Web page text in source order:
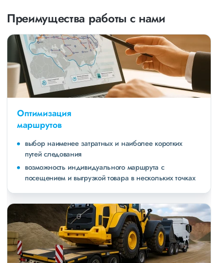
Преимущества работы с нами
Оптимизация
маршрутов
выбор наименее затратных и наиболее коротких
путей следования
возможность индивидуального маршрута с
посещением и выгрузкой товара в нескольких точках